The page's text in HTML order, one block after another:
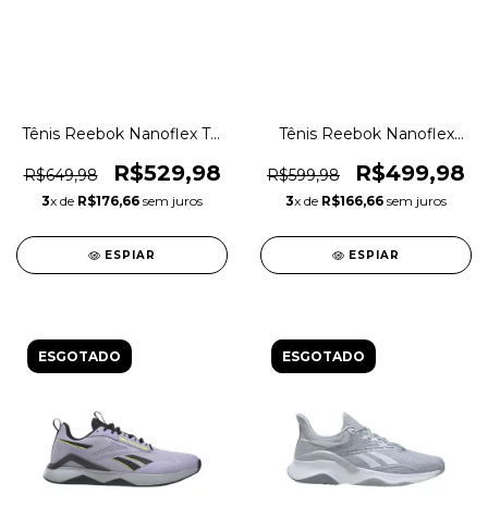
Tênis Reebok Nanoflex TR
Original 1magnus
R$649,98 R$529,98
3x de R$176,66 sem juros
ESPIAR
Tênis Reebok Nanoflex
Crossfit Original 1magnus
R$599,98 R$499,98
3x de R$166,66 sem juros
ESPIAR
ESGOTADO ESGOTADO